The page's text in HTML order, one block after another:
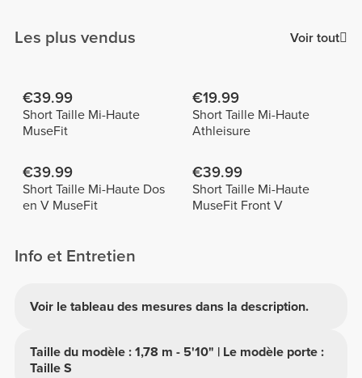
Les plus vendus Voir tout
€39.99
Short Taille Mi-Haute
MuseFit
€19.99
Short Taille Mi-Haute
Athleisure
€39.99
Short Taille Mi-Haute Dos
en V MuseFit
€39.99
Short Taille Mi-Haute
MuseFit Front V
Info et Entretien
Voir le tableau des mesures dans la description.
Taille du modèle : 1,78 m - 5'10" | Le modèle porte :
Taille S